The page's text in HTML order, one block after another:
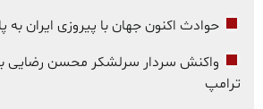
حوادث اکنون جهان با پیروزی ایران به
واکنش سردار سرلشکر محسن رضایی
ترامپ